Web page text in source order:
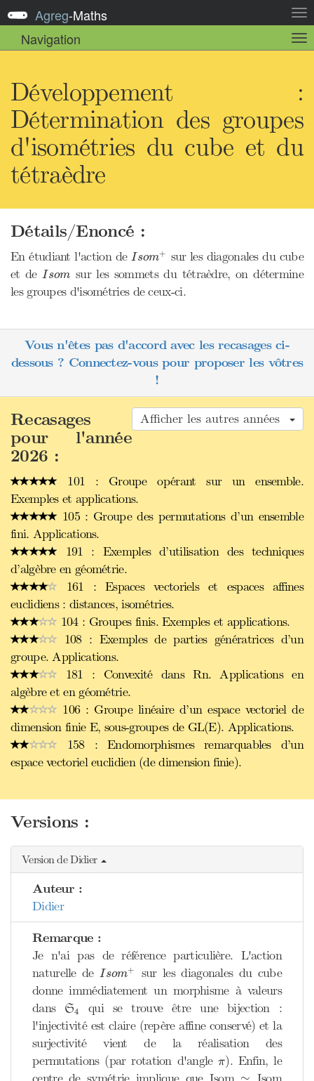
la
Agreg-Maths
Navigation
la
Développement :
Détermination des groupes
d'isométries du cube et du
tétraèdre
Détails/Enoncé :
En étudiant l'action de Isom+
Is + sur les diagonales du cube
et deIsom
Isom sur les sommets du tétraèdre, on détermine
les groupes d'isométries de ceux-ci.
Vous n'êtes pas d'accord avec les recasages ci-
dessous ? Connectez-vous pour proposer les vôtres
!
Afficher les autres années
Recasages
pour l'année
2026 :
101 : Groupe opérant sur un ensemble.
Exemples et applications.
105 : Groupe des permutations d’un ensemble
fini. Applications.
191 : Exemples d’utilisation des techniques
d’algèbre en géométrie.
161 : Espaces vectoriels et espaces affines
euclidiens : distances, isométries.
104 : Groupes finis. Exemples et applications.
108 : Exemples de parties génératrices d’un
groupe. Applications.
181 : Convexité dans Rn. Applications en
algèbre et en géométrie.
106 : Groupe linéaire d’un espace vectoriel de
dimension finie E, sous-groupes de GL(E). Applications.
158 : Endomorphismes remarquables d’un
espace vectoriel euclidien (de dimension finie).
Versions :
Version de Didier
Auteur :
Didier
Remarque :
Je n'ai pas de référence particulière. L'action
naturelle deIsom+
Is + sur les diagonales du cube
donne immédiatement un morphisme à valeurs
dans
S4
S4
qui se trouve être une bijection :
l'injectivité est claire (repère affine conservé) et la
surjectivité vient de la réalisation des
permutations (par rotation d'angleπ
π). Enfin, le
≃